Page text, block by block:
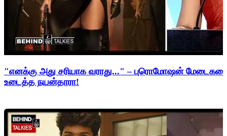
"எனக்கு அது சரியாக வராது..." – புரொமோஷன்
உடைத்த நயன்தாரா!